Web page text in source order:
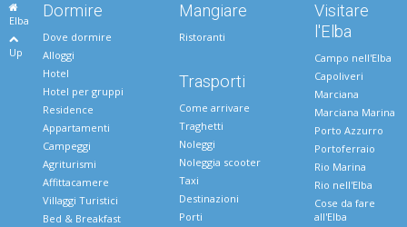
Elba
Up
Dormire
Dove dormire
Alloggi
Hotel
Hotel per gruppi
Residence
Appartamenti
Campeggi
Agriturismi
Affittacamere
Villaggi Turistici
Bed & Breakfast
Mangiare
Ristoranti
Trasporti
Come arrivare
Traghetti
Noleggi
Noleggia scooter
Taxi
Destinazioni
Porti
Visitare
l'Elba
Campo nell'Elba
Capoliveri
Marciana
Marciana Marina
Porto Azzurro
Portoferraio
Rio Marina
Rio nell'Elba
Cose da fare
all'Elba